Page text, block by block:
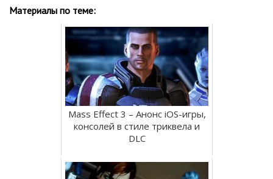
Материалы по теме:
Mass Effect 3 – Анонс iOS-игры,
консолей в стиле триквела и
DLC